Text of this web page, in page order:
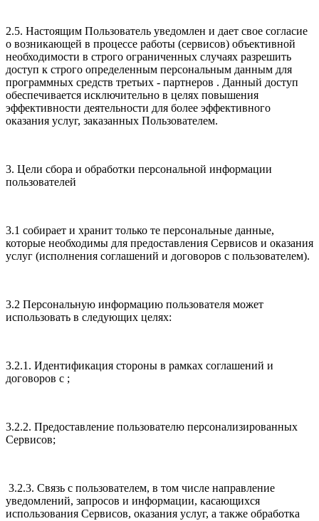
2.5. Настоящим Пользователь уведомлен и дает свое согласие
о возникающей в процессе работы (сервисов) объективной
необходимости в строго ограниченных случаях разрешить
доступ к строго определенным персональным данным для
программных средств третьих - партнеров . Данный доступ
обеспечивается исключительно в целях повышения
эффективности деятельности для более эффективного
оказания услуг, заказанных Пользователем.
3. Цели сбора и обработки персональной информации
пользователей
3.1 собирает и хранит только те персональные данные,
которые необходимы для предоставления Сервисов и оказания
услуг (исполнения соглашений и договоров с пользователем).
3.2 Персональную информацию пользователя может
использовать в следующих целях:
3.2.1. Идентификация стороны в рамках соглашений и
договоров с ;
3.2.2. Предоставление пользователю персонализированных
Сервисов;
3.2.3. Связь с пользователем, в том числе направление
уведомлений, запросов и информации, касающихся
использования Сервисов, оказания услуг, а также обработка